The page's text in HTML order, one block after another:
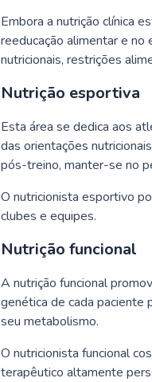
Embora a nutrição clínica
reeducação alimentar e
nutricionais, restrições
Nutrição esportiva
Esta área se dedica aos
das orientações
pós-treino, manter-se no
O nutricionista esportivo
clubes e equipes.
Nutrição funcional
A nutrição funcional
genética de cada paciente
seu metabolismo.
O nutricionista funcional
terapêutico altamente